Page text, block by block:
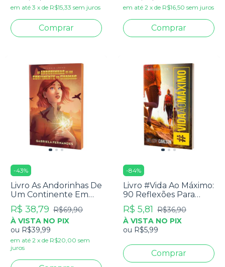
em até 3 x de R$15,33 sem juros em até 2 x de R$16,50 sem juros
-43%
Livro As Andorinhas De
Um Continente Em
Chamas - Gabriela
Fernandes
R$ 38,79 R$69,90
À VISTA NO PIX
ou R$39,99
em até 2 x de R$20,00 sem
juros
-84%
Livro #Vida Ao Máximo:
90 Reflexões Para
Teens - Melody
Carlson
R$ 5,81 R$36,90
À VISTA NO PIX
ou R$5,99